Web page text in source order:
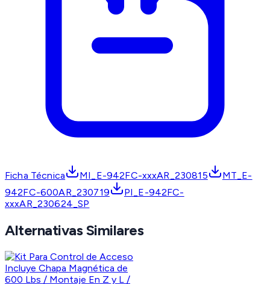
Ficha Técnica MI_E-942FC-xxxAR_230815
MT_E-
942FC-600AR_230719
PI_E-942FC-
xxxAR_230624_SP
Alternativas Similares